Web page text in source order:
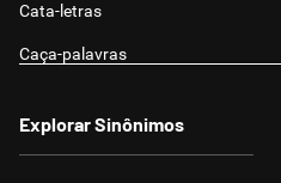
Cata-letras
Caça-palavras
Explorar Sinônimos